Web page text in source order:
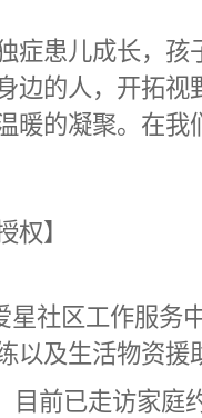
症患儿成长，
边的人，开拓
暖的凝聚。在
权】
星社区工作服务
以及生活物资援
目前已走访家庭